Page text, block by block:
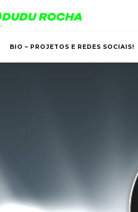
BIO – PROJETOS E REDES SOCIAIS!